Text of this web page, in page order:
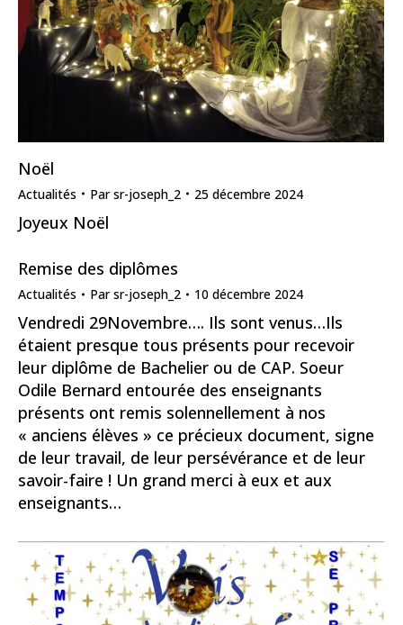
Noël
Actualités Parsr-joseph_2 25 décembre 2024
Joyeux Noël
Remise des diplômes
Actualités Parsr-joseph_2 10 décembre 2024
Vendredi 29Novembre…. Ils sont venus…Ils
étaient presque tous présents pour recevoir
leur diplôme de Bachelier ou de CAP. Soeur
Odile Bernard entourée des enseignants
présents ont remis solennellement à nos
« anciens élèves » ce précieux document, signe
de leur travail, de leur persévérance et de leur
savoir-faire ! Un grand merci à eux et aux
enseignants…